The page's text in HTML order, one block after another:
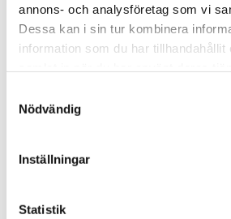
annons- och analysföretag som vi
Dessa kan i sin tur kombinera
information som du har tillhandahållit
Nödvändig
Inställningar
Statistik
Allmänt
Omdömen